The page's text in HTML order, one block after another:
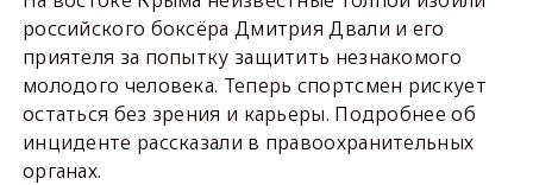
российского боксёра Дмитрия Двали и его
приятеля за попытку защитить незнакомого
молодого человека. Теперь спортсмен рискует
остаться без зрения и карьеры. Подробнее об
инциденте рассказали в правоохранительных
органах.